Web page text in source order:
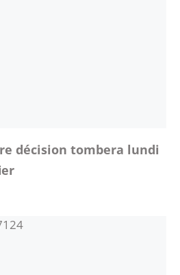
décision tombera lundi